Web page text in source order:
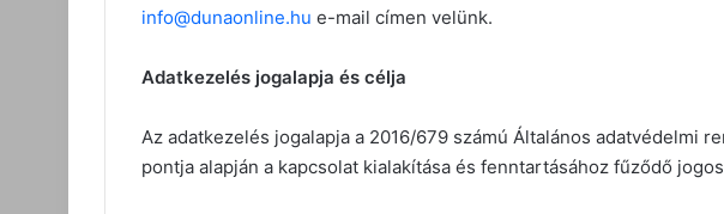
info@dunaonline.hu e-mail címen velünk.
Adatkezelés jogalapja és célja
Az adatkezelés jogalapja a 2016/679 számú Általános adatvédelmi
pontja alapján a kapcsolat kialakítása és fenntartásához fűződő